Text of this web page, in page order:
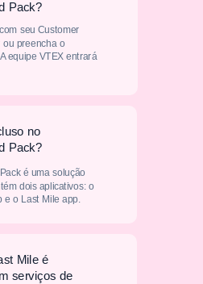
Pack?
seu Customer
ou preencha o
equipe VTEX entrará
no
Pack?
é uma solução
dois aplicativos: o
e o Last Mile app.
Mile é
serviços de